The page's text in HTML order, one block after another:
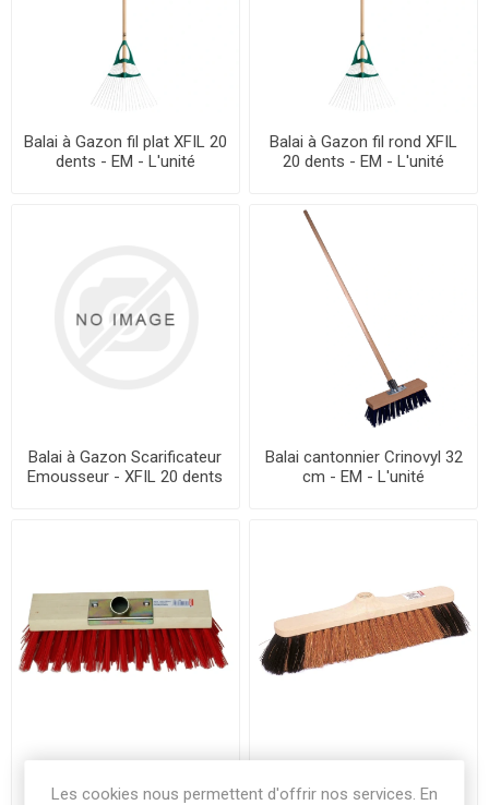
Balai à Gazon fil plat XFIL 20
dents - EM - L'unité
Balai à Gazon fil rond XFIL
20 dents - EM - L'unité
Balai à Gazon Scarificateur
Emousseur - XFIL 20 dents
Balai cantonnier Crinovyl 32
cm - EM - L'unité
cm - SM - L'unité
Moustache - SM - L'unité
Les cookies nous permettent d'offrir nos services. En